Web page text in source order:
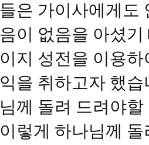
들은 가이사에게도
음이 없음을 아셨
이지 성전을 이용
익을 취하고자 했
님께 돌려 드려야
이렇게 하나님께